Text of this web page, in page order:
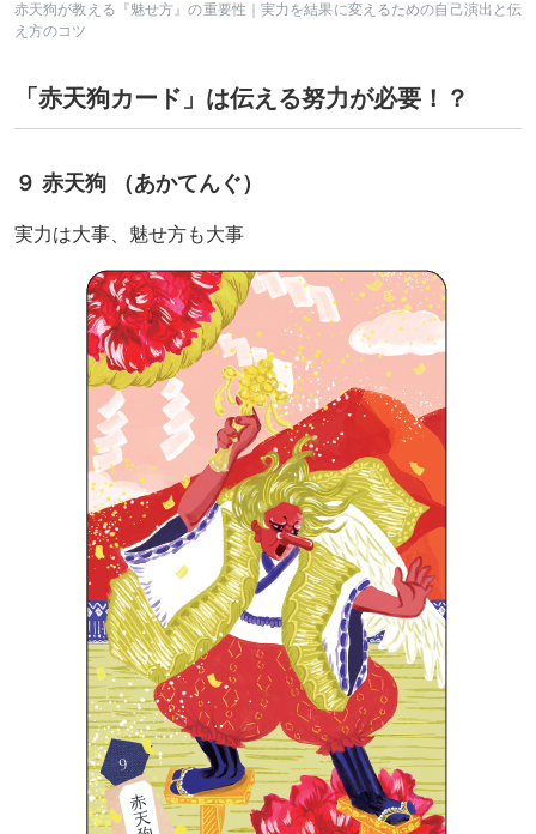
赤天狗が教える『魅せ方』の重要性｜実力を結果に変えるための自己演出と伝
え方のコツ
「赤天狗カード」は伝える努力が必要！？
９ 赤天狗 （あかてんぐ）
実力は大事、魅せ方も大事